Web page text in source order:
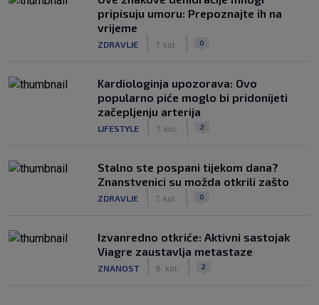
pripisuju umoru: Prepoznajte ih na
vrijeme
ZDRAVLJE 7. kol. 0
Kardiologinja upozorava: Ovo
popularno piće moglo bi pridonijeti
začepljenju arterija
LIFESTYLE 7. kol. 2
Stalno ste pospani tijekom dana?
Znanstvenici su možda otkrili zašto
ZDRAVLJE 7. kol. 0
Izvanredno otkriće: Aktivni sastojak
Viagre zaustavlja metastaze
ZNANOST 6. kol. 2